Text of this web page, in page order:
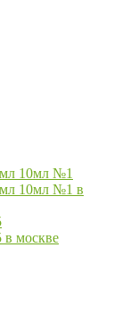
10мл №1
мл 10мл №1 в
москве